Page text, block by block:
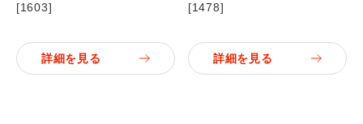
[1603]
詳細を見る
[1478]
詳細を見る